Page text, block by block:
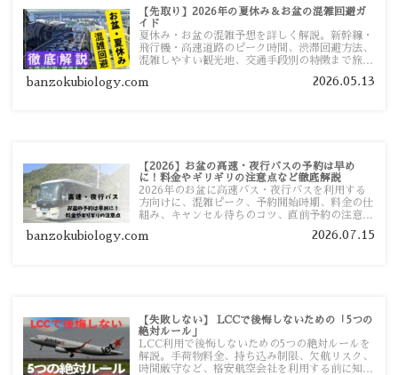
【先取り】2026年の夏休み＆お盆の混雑回避ガ
イド
夏休み・お盆の混雑予想を詳しく解説。新幹線・
飛行機・高速道路のピーク時間、渋滞回避方法、
混雑しやすい観光地、交通手段別の特徴まで旅行
banzokubiology.com 2026.05.13
【2026】お盆の高速・夜行バスの予約は早め
に！料金やギリギリの注意点など徹底解説
2026年のお盆に高速バス・夜行バスを利用する
方向けに、混雑ピーク、予約開始時期、料金の仕
組み、キャンセル待ちのコツ、直前予約の注意点
banzokubiology.com 2026.07.15
【失敗しない】 LCCで後悔しないための「5つの
絶対ルール」
LCC利用で後悔しないための5つの絶対ルールを
解説。手荷物料金、持ち込み制限、欠航リスク、
時間厳守など、格安航空会社を利用する前に知っ